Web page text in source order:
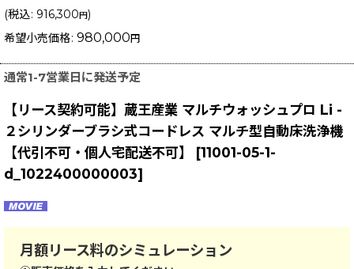
(税込: 916,300 円)
希望小売価格: 980,000 円
通常1-7営業日に発送予定
【リース契約可能】蔵王産業 マルチウォッシュプロ Li -
２シリンダーブラシ式コードレス マルチ型自動床洗浄機
【代引不可・個人宅配送不可】
[11001-05-1-
d_1022400000003]